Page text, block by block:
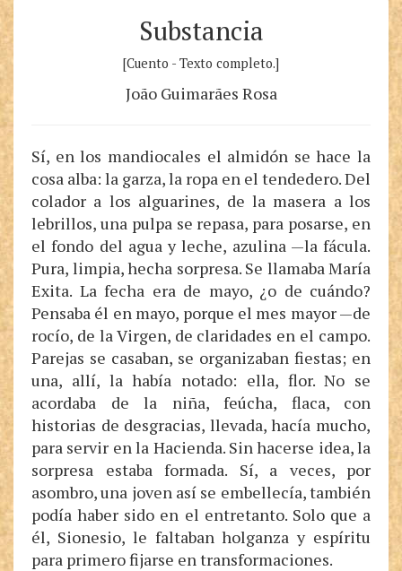
Substancia
[Cuento - Texto completo.]
João Guimarães Rosa
Sí, en los mandiocales el almidón se hace la
cosa alba: la garza, la ropa en el tendedero. Del
colador a los alguarines, de la masera a los
lebrillos, una pulpa se repasa, para posarse, en
el fondo del agua y leche, azulina —la fácula.
Pura, limpia, hecha sorpresa. Se llamaba María
Exita. La fecha era de mayo, ¿o de cuándo?
Pensaba él en mayo, porque el mes mayor —de
rocío, de la Virgen, de claridades en el campo.
Parejas se casaban, se organizaban fiestas; en
una, allí, la había notado: ella, flor. No se
acordaba de la niña, feúcha, flaca, con
historias de desgracias, llevada, hacía mucho,
para servir en la Hacienda. Sin hacerse idea, la
sorpresa estaba formada. Sí, a veces, por
asombro, una joven así se embellecía, también
podía haber sido en el entretanto. Solo que a
él, Sionesio, le faltaban holganza y espíritu
para primero fijarse en transformaciones.